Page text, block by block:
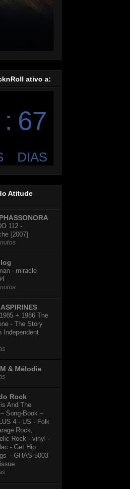
ativo a:
Atitude
112 -
[2007]
- miracle
+ 1986 The
- The Story
Independent
& Mélodie
Rock
And The
Song-Book –
4 - US - Folk
Rock,
Rock - vinyl -
- Get Hip
– GHAS-5003